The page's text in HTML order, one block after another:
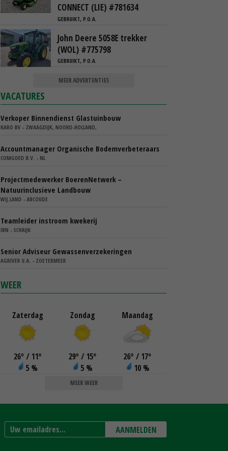
CONNECT (LIE) #781634
GEBRUIKT, P.O.A.
John Deere 5058E trekker
(WOL) #775798
GEBRUIKT, P.O.A.
MEER ADVERTENTIES
VACATURES
Verkoper Binnendienst Glastuinbouw
KARO BV - ZWAAGDIJK, NOORD-HOLLAND,
Accountmanager Organische Bodemverbeteraars
COMGOED B.V. - NL
Projectmedewerker BoerenNetwerk –
Natuurinclusieve Landbouw
WIJ.LAND - ABCOUDE
Teamleider instroom kwekerij
IBN - SCHAIJK
Senior Adviseur Gewassenverzekeringen
AGRIVER U.A. - ZOETERMEER
WEER
Zaterdag
26° / 11°
5 %
Zondag
29° / 15°
5 %
Maandag
26° / 17°
10 %
MEER WEER
AANMELDEN